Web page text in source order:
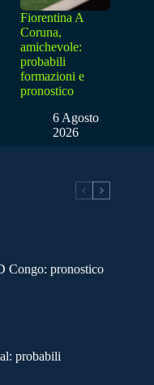
Fiorentina A
Coruna,
amichevole:
probabili
formazioni e
pronostico
6 Agosto
2026
Congo: pronostico
probabili